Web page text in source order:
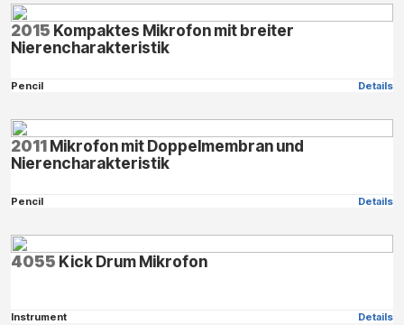
2015 Kompaktes Mikrofon mit breiter
Nierencharakteristik
Pencil Details
2011Mikrofon mit Doppelmembran und
Nierencharakteristik
Pencil Details
4055 Kick Drum Mikrofon
Instrument Details